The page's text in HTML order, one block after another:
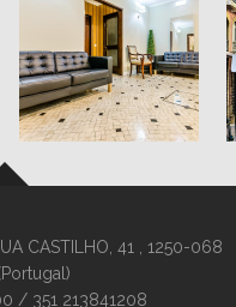
CASTILHO, 41 , 1250-068
Portugal)
/ 351 213841208